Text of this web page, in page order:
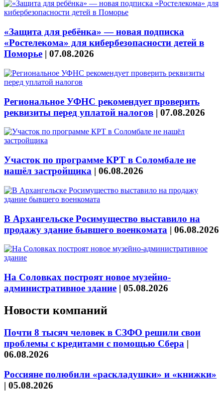
«Защита для ребёнка» — новая подписка
«Ростелекома» для кибербезопасности детей в
Поморье | 07.08.2026
Региональное УФНС рекомендует проверить
реквизиты перед уплатой налогов | 07.08.2026
Участок по программе КРТ в Соломбале не
нашёл застройщика | 06.08.2026
В Архангельске Росимущество выставило на
продажу здание бывшего военкомата | 06.08.2026
На Соловках построят новое музейно-
административное здание | 05.08.2026
Новости компаний
Почти 8 тысяч человек в СЗФО решили свои
проблемы с кредитами с помощью Сбера |
06.08.2026
Россияне полюбили «раскладушки» и «книжки»
| 05.08.2026